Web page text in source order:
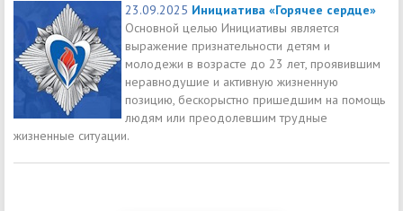
23.09.2025 Инициатива «Горячее сердце»
Основной целью Инициативы является
выражение признательности детям и
молодежи в возрасте до 23 лет, проявившим
неравнодушие и активную жизненную
позицию, бескорыстно пришедшим на помощь
людям или преодолевшим трудные
жизненные ситуации.